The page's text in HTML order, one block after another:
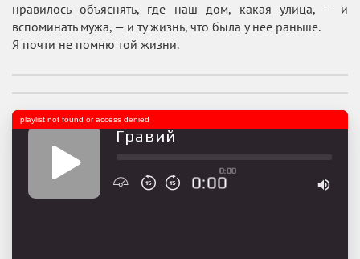
нравилось объяснять, где наш дом, какая улица, — и
вспоминать мужа, — и ту жизнь, что была у нее раньше.
Я почти не помню той жизни.
Гравий
0:00
0:00
playlist not found or access denied